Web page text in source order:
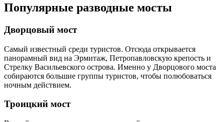
Популярные разводные мосты
Дворцовый мост
Самый известный среди туристов. Отсюда открывается
панорамный вид на Эрмитаж, Петропавловскую крепость и
Стрелку Васильевского острова. Именно у Дворцового моста
собираются большие группы туристов, чтобы полюбоваться
ночным действием.
Троицкий мост